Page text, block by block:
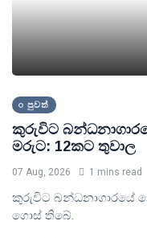
පුවත්
කුරුවිට
මරුට: 12කට තුවාල
07 Aug, 2026 1 mins read
කුරුවිට බන්ධනාගාරයේ
ගොස් තිබේ.